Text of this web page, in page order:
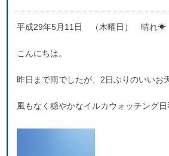
平成29年5月11日 （木曜日） 晴れ☀
こんにちは。
昨日まで雨でしたが、2日ぶりのいいお
風もなく穏やかなイルカウォッチング